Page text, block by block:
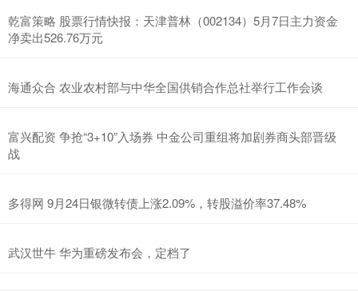
乾富策略 股票行情快报：天津普林（002134）5月7日主力资金
净卖出526.76万元
海通众合 农业农村部与中华全国供销合作总社举行工作会谈
富兴配资 争抢“3+10”入场券 中金公司重组将加剧券商头部晋级
战
多得网 9月24日银微转债上涨2.09%，转股溢价率37.48%
武汉世牛 华为重磅发布会，定档了